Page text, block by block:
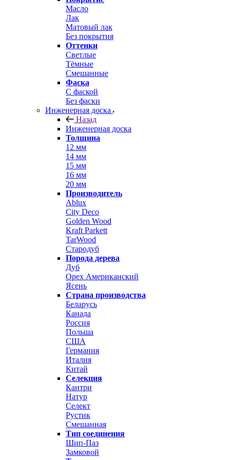
Масло
Лак
Матовый лак
Без покрытия
Оттенки
Светлые
Тёмные
Смешанные
Фаска
С фаской
Без фаски
Инженерная доска
Назад
Инженерная доска
Толщина
12 мм
14 мм
15 мм
16 мм
20 мм
Производитель
Ablux
City Deco
Golden Wood
Kraft Parkett
TarWood
Стародуб
Порода дерева
Дуб
Орех Американский
Ясень
Страна производства
Беларусь
Канада
Россия
Польша
США
Германия
Италия
Китай
Селекция
Кантри
Натур
Селект
Рустик
Смешанная
Тип соединения
Шип-Паз
Замковой